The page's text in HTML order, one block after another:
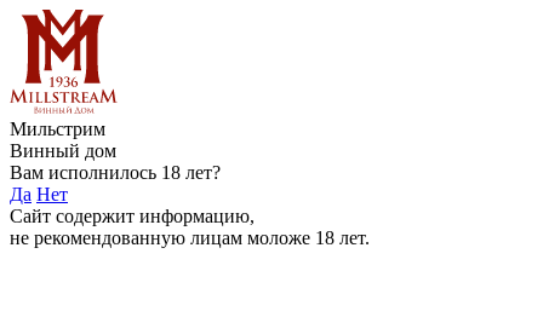
Мильстрим
Винный дом
Вам исполнилось 18 лет?
Да Нет
Сайт содержит информацию,
не рекомендованную лицам моложе 18 лет.